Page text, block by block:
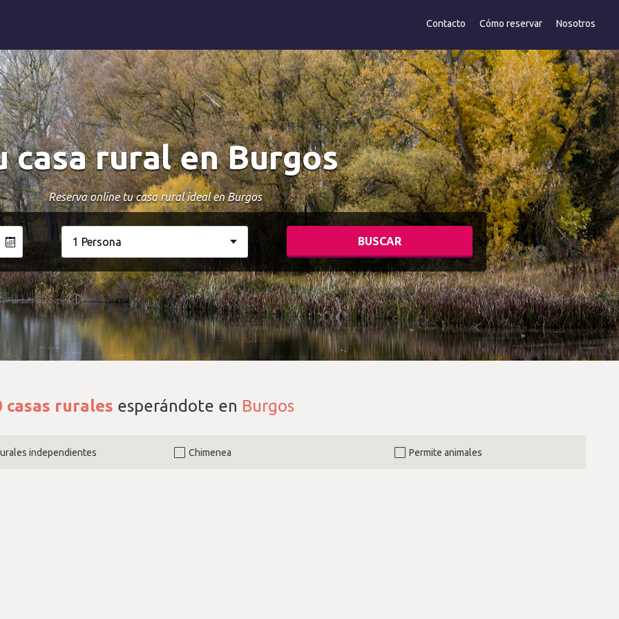
Nosotros
Cómo reservar
Contacto
casa rural en Burgos
Reserva online tu casa rural ideal en Burgos
casas rurales esperándote en Burgos
independientes Chimenea Permite animales